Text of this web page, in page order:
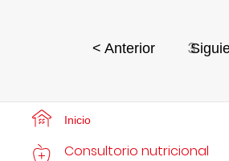
< Anterior 3
Inicio
Consultorio nutricional